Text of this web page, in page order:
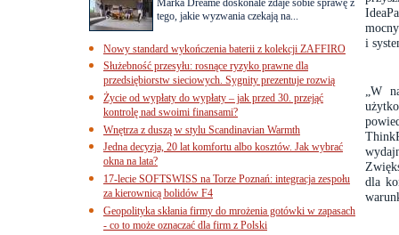
i
„W
dla
tego, jakie wyzwania czekają na...
Nowy standard wykończenia baterii z kolekcji ZAFFIRO
Służebność przesyłu: rosnące ryzyko prawne dla
przedsiębiorstw sieciowych. Sygnity prezentuje rozwią
Życie od wypłaty do wypłaty – jak przed 30. przejąć
kontrolę nad swoimi finansami?
Wnętrza z duszą w stylu Scandinavian Warmth
Jedna decyzja, 20 lat komfortu albo kosztów. Jak wybrać
okna na lata?
17-lecie SOFTSWISS na Torze Poznań: integracja zespołu
za kierownicą bolidów F4
Geopolityka skłania firmy do mrożenia gotówki w zapasach
- co to może oznaczać dla firm z Polski